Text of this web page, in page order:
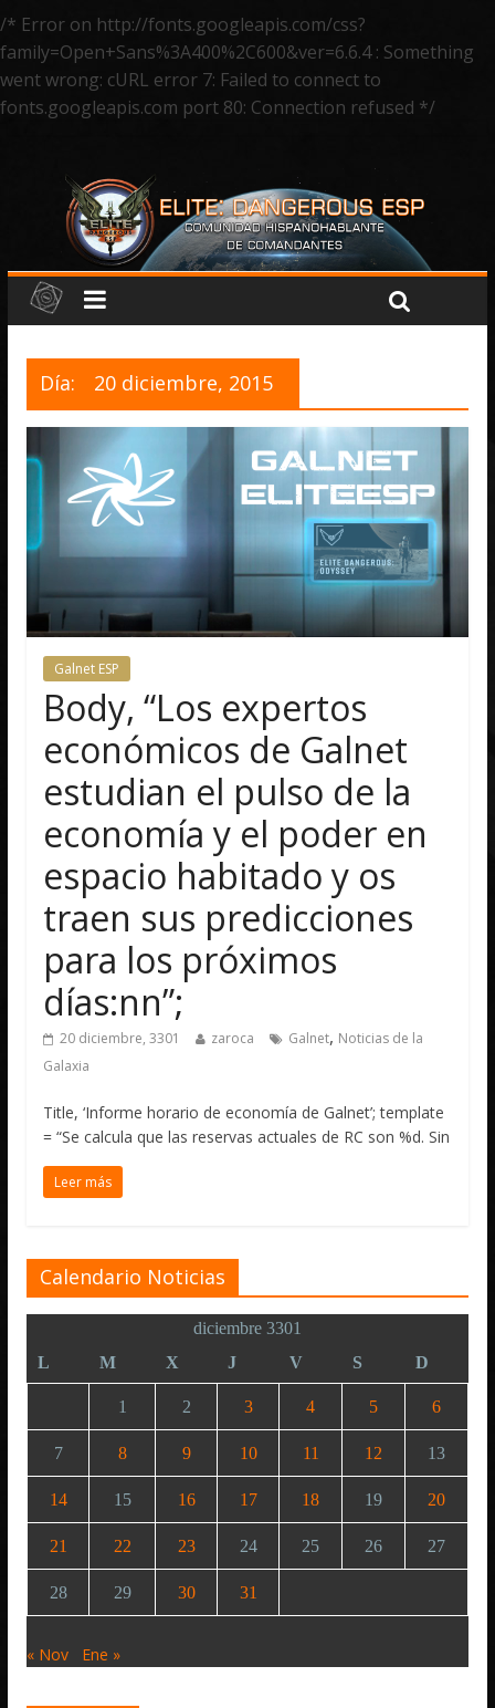
/* Error on http://fonts.googleapis.com/css?
family=Open+Sans%3A400%2C600&ver=6.6.4 : Something
went wrong: cURL error 7: Failed to connect to
fonts.googleapis.com port 80: Connection refused */
Día: 20 diciembre, 2015
Galnet ESP
Body, “Los expertos
económicos de Galnet
estudian el pulso de la
economía y el poder en
espacio habitado y os
traen sus predicciones
para los próximos
días:nn”;
20 diciembre, 3301 zaroca Galnet, Noticias de la
Galaxia
Title, ‘Informe horario de economía de Galnet’; template
= “Se calcula que las reservas actuales de RC son %d. Sin
Leer más
Calendario Noticias
diciembre 3301
L
M X J V S D
1 2 3 4 5 6
7 8 9 10 11 12 13
14 15 16 17 18 19 20
21 22 23 24 25 26 27
28 29 30 31
« Nov Ene »